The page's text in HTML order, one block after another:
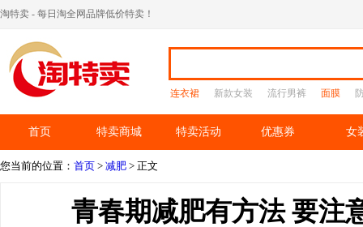
淘特卖 - 每日淘全网品牌低价特卖！
连衣裙 新款女装 流行男裤 面膜
首页 特卖商城 特卖活动 优惠券 女
您当前的位置： 首页 > 减肥 > 正文
青春期减肥有方法 要注